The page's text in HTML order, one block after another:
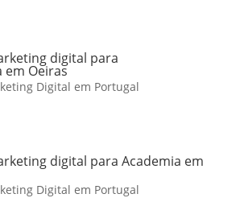
digital para
Oeiras
Digital em Portugal
digital para Academia em
Digital em Portugal